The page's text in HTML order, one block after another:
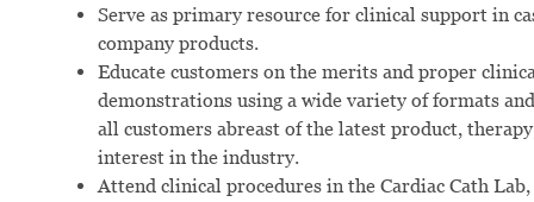
Serve as primary resource for clinical support in
company products.
Educate customers on the merits and proper
demonstrations using a wide variety of formats
all customers abreast of the latest product,
interest in the industry.
Attend clinical procedures in the Cardiac Cath